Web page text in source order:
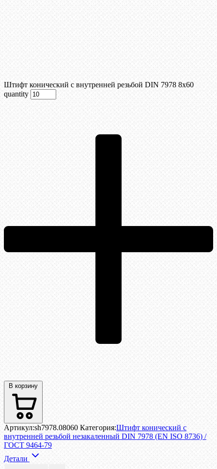
Штифт конический с внутренней резьбой DIN 7978 8х60
quantity
В корзину
Артикул:sh7978.08060 Категория:Штифт конический с
внутренней резьбой незакаленный DIN 7978 (EN ISO 8736) /
ГОСТ 9464-79
Детали